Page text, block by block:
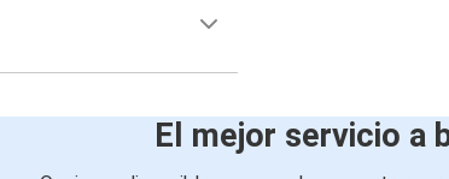
El mejor servicio a